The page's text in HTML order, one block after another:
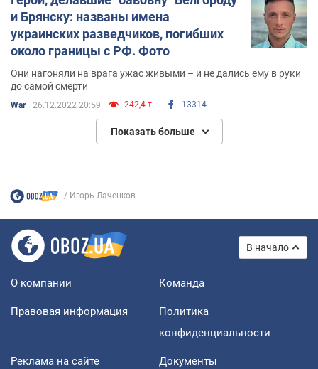
и Брянску: названы имена
украинских разведчиков, погибших
около границы с РФ. Фото
Они нагоняли на врага ужас живыми – и не дались ему в руки
до самой смерти
War 26.12.2022 20:59 242,4 т. 13314
Показать больше
Игорь Лаченков
В начало
О компании Команда
Правовая информация
Политика
конфиденциальности
Реклама на сайте Документы